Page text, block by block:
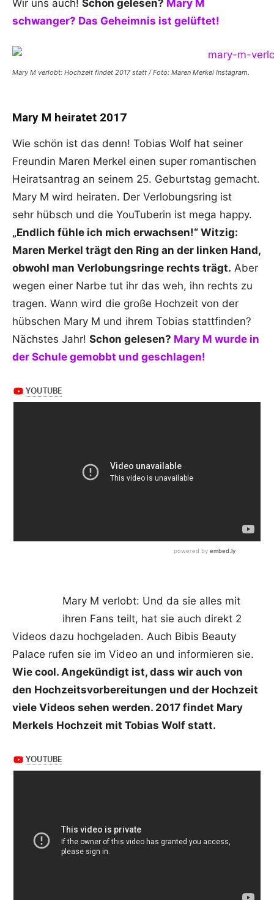
Wir uns auch! Schon gelesen? Mary M
schwanger? Das Geheimnis ist gelüftet!
Mary M verlobt: Hochzeit findet 2017 statt / Foto: Maren Merkel Instagram.
Mary M heiratet 2017
Wie schön ist das denn! Tobias Wolf hat seiner
Freundin Maren Merkel einen super romantischen
Heiratsantrag an seinem 25. Geburtstag gemacht.
Mary M wird heiraten. Der Verlobungsring ist
sehr hübsch und die YouTuberin ist mega happy.
„Endlich fühle ich mich erwachsen!“ Witzig:
Maren Merkel trägt den Ring an der linken Hand,
obwohl man Verlobungsringe rechts trägt. Aber
wegen einer Narbe tut ihr das weh, ihn rechts zu
tragen. Wann wird die große Hochzeit von der
hübschen Mary M und ihrem Tobias stattfinden?
Nächstes Jahr! Schon gelesen? Mary M wurde in
der Schule gemobbt und geschlagen!
Mary M verlobt: Und da sie alles mit
ihren Fans teilt, hat sie auch direkt 2
Videos dazu hochgeladen. Auch Bibis Beauty
Palace rufen sie im Video an und informieren sie.
Wie cool. Angekündigt ist, dass wir auch von
den Hochzeitsvorbereitungen und der Hochzeit
viele Videos sehen werden. 2017 findet Mary
Merkels Hochzeit mit Tobias Wolf statt.